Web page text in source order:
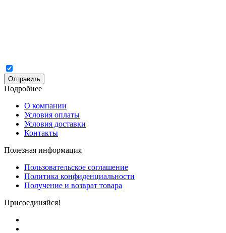
Отправить
Подробнее
О компании
Условия оплаты
Условия доставки
Контакты
Полезная информация
Пользовательское соглашение
Политика конфиденциальности
Получение и возврат товара
Присоединяйся!